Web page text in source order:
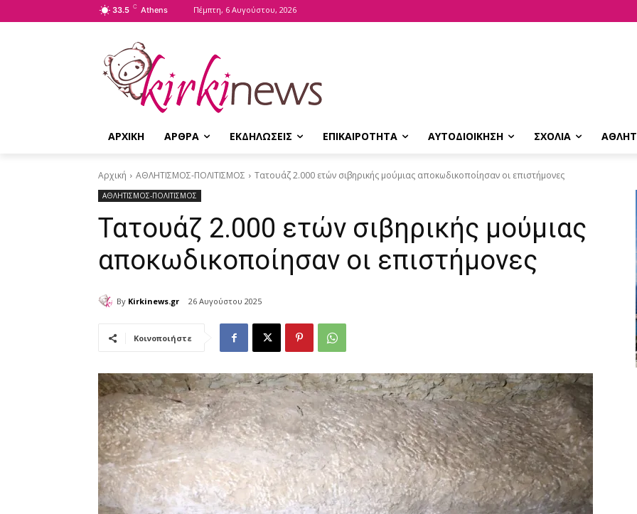
33.5 C Athens Πέμπτη, 6 Αυγούστου, 2026
ΑΡΧΙΚΗ ΑΡΘΡΑ ΕΚΔΗΛΩΣΕΙΣ ΕΠΙΚΑΙΡΟΤΗΤΑ ΑΥΤΟΔΙΟΙΚΗΣΗ ΣΧΟΛΙΑ
Αρχική ΑΘΛΗΤΙΣΜΟΣ-ΠΟΛΙΤΙΣΜΟΣ Τατουάζ 2.000 ετών σιβηρικής μούμιας αποκωδικοποίησαν οι επιστήμονες
ΑΘΛΗΤΙΣΜΟΣ-ΠΟΛΙΤΙΣΜΟΣ
Τατουάζ 2.000 ετών σιβηρικής μούμιας
αποκωδικοποίησαν οι επιστήμονες
By Kirkinews.gr 26 Αυγούστου 2025
Κοινοποιήστε